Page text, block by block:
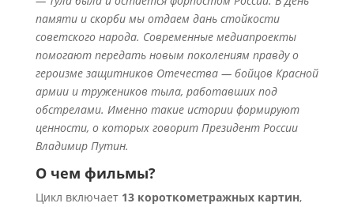
памяти и скорби мы отдаем дань стойкости
советского народа. Современные медиапроекты
помогают передать новым поколениям правду о
героизме защитников Отечества — бойцов Красной
армии и тружеников тыла, работавших под
обстрелами. Именно такие истории формируют
ценности, о которых говорит Президент России
Владимир Путин.
О чем фильмы?
Цикл включает 13 короткометражных картин,